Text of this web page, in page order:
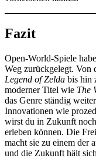
Fazit
Open-World-Spiele
Weg zurückgelegt. Von
Legend of Zelda bis hin
moderner Titel wie The
das Genre ständig
Innovationen wie
wirst du in Zukunft
erleben können. Die
macht sie zu einem der
und die Zukunft hält